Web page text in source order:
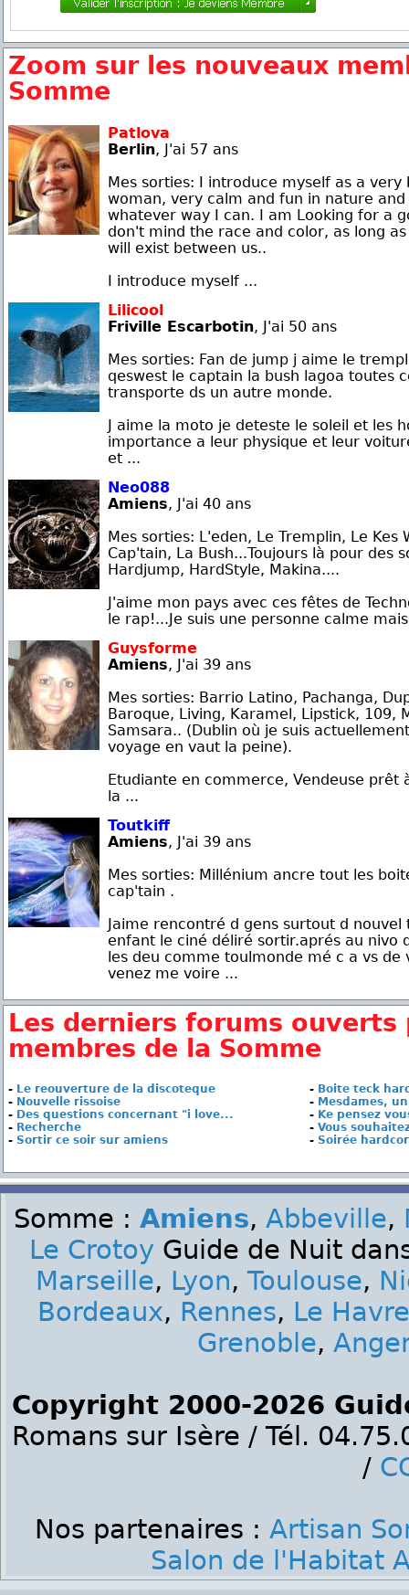
Zoom sur les nouveaux
Somme
Patlova
Berlin, J'ai 57 ans
Mes sorties: I introduce myself as a
woman, very calm and fun in nature
whatever way I can. I am Looking for a
don't mind the race and color, as long
will exist between us..
I introduce myself ...
Lilicool
Friville Escarbotin, J'ai 50 ans
Mes sorties: Fan de jump j aime le
qeswest le captain la bush lagoa toutes
transporte ds un autre monde.
J aime la moto je deteste le soleil et les
importance a leur physique et leur
et ...
Neo088
Amiens, J'ai 40 ans
Mes sorties: L'eden, Le Tremplin, Le Kes
Cap'tain, La Bush...Toujours là pour des
Hardjump, HardStyle, Makina....
J'aime mon pays avec ces fêtes de
le rap!...Je suis une personne calme
Guysforme
Amiens, J'ai 39 ans
Mes sorties: Barrio Latino, Pachanga,
Baroque, Living, Karamel, Lipstick, 109,
Samsara.. (Dublin où je suis
voyage en vaut la peine).
Etudiante en commerce, Vendeuse prêt
la ...
Toutkiff
Amiens, J'ai 39 ans
Mes sorties: Millénium ancre tout les
cap'tain .
Jaime rencontré d gens surtout d
enfant le ciné déliré sortir.aprés au nivo
les deu comme toulmonde mé c a vs de
venez me voire ...
Les derniers forums ouverts
membres de la Somme
- Le reouverture de la discoteque
- Nouvelle rissoise
- Des questions concernant "i love...
- Recherche
- Sortir ce soir sur amiens
- Boite teck
- Mesdames,
- Ke pensez
- Vous
- Soirée
Somme : Amiens, Abbeville,
Le Crotoy Guide de Nuit
Marseille, Lyon, Toulouse,
Bordeaux, Rennes, Le Havre
Grenoble,
Copyright 2000-2026
Romans sur Isère / Tél.
/
Nos partenaires : Artisan
Salon de l'Habitat